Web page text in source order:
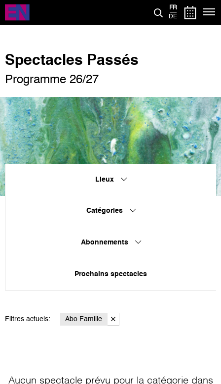
Aller
contenu
FR
DE
Spectacles Passés
Programme 26/27
Lieux
Catégories
Abonnements
Prochains spectacles
Filtres actuels: Abo Famille
Aucun spectacle prévu pour la catégorie dans